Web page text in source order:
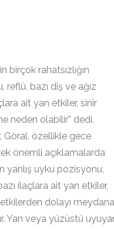
birçok rahatsızlığın
bazı diş ve ağız
ait yan etkiler, sinir
neden olabilir” dedi.
Göral, özellikle gece
önemli açıklamalarda
yanlış uyku pozisyonu,
ilaçlara ait yan etkiler,
dolayı meydana
Yan veya yüzüstü